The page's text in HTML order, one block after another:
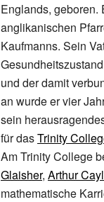
Englands, geboren.
anglikanischen
Kaufmanns. Sein
und der damit
an wurde er vier
sein
für dasTrinity
Am Trinity College
Glaisher, Arthur
mathematische